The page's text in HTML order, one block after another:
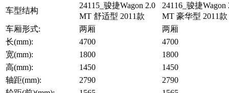
车型结构
24115_骏捷Wagon 2.0
MT 舒适型 2011款
24116_骏捷Wagon
MT 豪华型 2011款
车厢形式:
两厢
两厢
长(mm):
4700
4700
宽(mm):
1800
1800
高(mm):
1450
1450
轴距(mm):
2790
2790